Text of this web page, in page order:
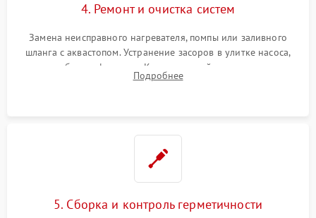
4. Ремонт и очистка систем
Замена неисправного нагревателя, помпы или заливного
шланга с аквастопом. Устранение засоров в улитке насоса,
патрубках и фильтрах. Компонентный ремонт платы
управления, восстановление поврежденной проводки.
Подробнее
5. Сборка и контроль герметичности